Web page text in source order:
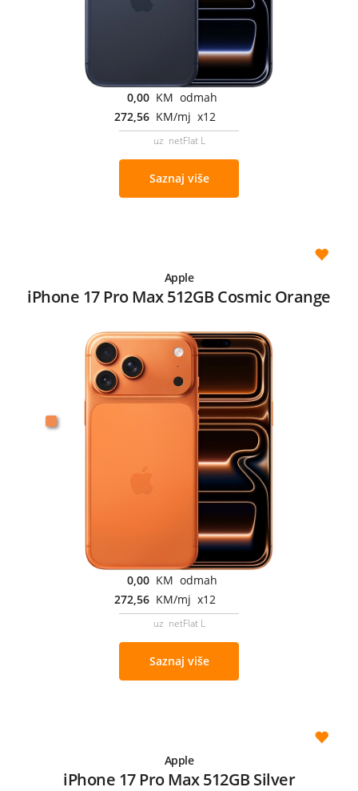
0,00 KM odmah
272,56 KM/mj x12
uz netFlat L
Saznaj više
Apple
iPhone 17 Pro Max 512GB Cosmic Orange
0,00 KM odmah
272,56 KM/mj x12
uz netFlat L
Saznaj više
Apple
iPhone 17 Pro Max 512GB Silver